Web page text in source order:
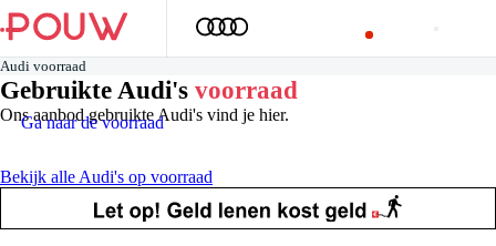
Audi voorraad
Gebruikte Audi's voorraad
Ons aanbod gebruikte Audi's vind je hier.
Bekijk alle Audi's op voorraad
Ga naar de voorraad